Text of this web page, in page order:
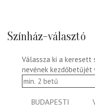
Színház-választó
Válassza ki a keresett
nevének kezdőbetűjét
BUDAPESTI